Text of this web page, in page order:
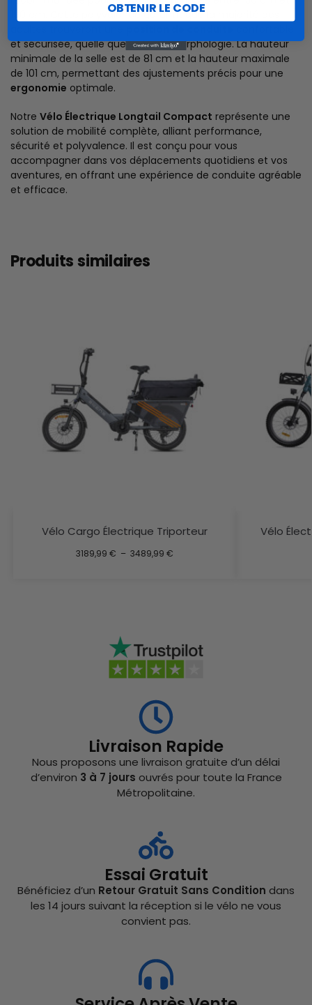
190 cm. Cette polyvalence garantit que la majorité des
et sécurisée, quelle que soit leur morphologie. La hauteur
minimale de la selle est de 81 cm et la hauteur maximale
de 101 cm, permettant des ajustements précis pour une
ergonomie optimale.
Notre Vélo Électrique Longtail Compact représente une
solution de mobilité complète, alliant performance,
sécurité et polyvalence. Il est conçu pour vous
accompagner dans vos déplacements quotidiens et vos
aventures, en offrant une expérience de conduite agréable
et efficace.
Produits similaires
Vélo Cargo Électrique Triporteur
3189,99 € – 3489,99 €
Vélo
Livraison Rapide
Nous proposons une livraison gratuite d’un délai
d’environ 3 à 7 jours ouvrés pour toute la France
Métropolitaine.
Essai Gratuit
Bénéficiez d’un Retour Gratuit Sans Condition dans
les 14 jours suivant la réception si le vélo ne vous
convient pas.
OBTENIR LE CODE